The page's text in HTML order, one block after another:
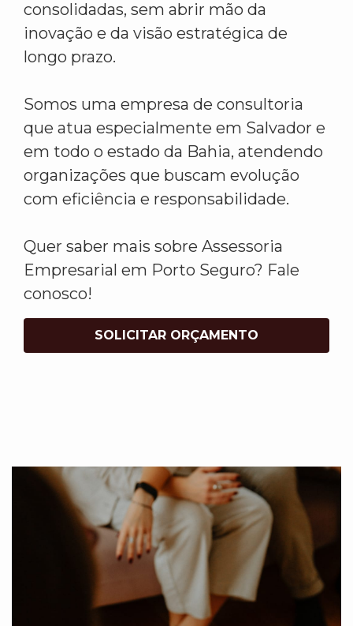
consolidadas, sem abrir mão da
inovação e da visão estratégica de
longo prazo.
Somos uma empresa de consultoria
que atua especialmente em Salvador e
em todo o estado da Bahia, atendendo
organizações que buscam evolução
com eficiência e responsabilidade.
Quer saber mais sobre Assessoria
Empresarial em Porto Seguro? Fale
conosco!
SOLICITAR ORÇAMENTO